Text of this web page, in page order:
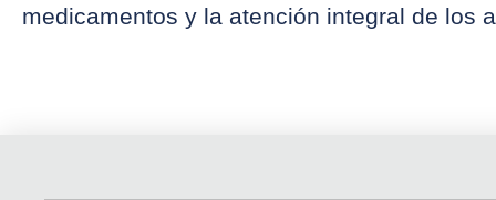
medicamentos y la atención integral de los